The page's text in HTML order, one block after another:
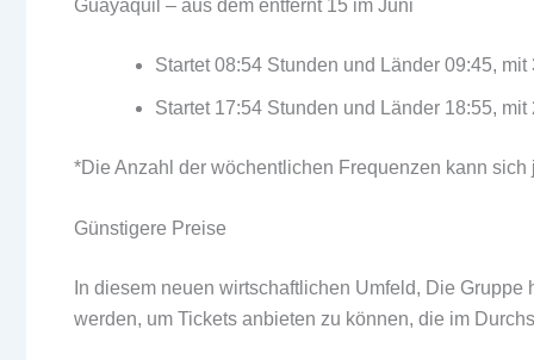
Guayaquil – aus dem entfernt 15 im Juni
Startet 08:54 Stunden und Länder 09:45,
Startet 17:54 Stunden und Länder 18:55,
*Die Anzahl der wöchentlichen Frequenzen kann
Günstigere Preise
In diesem neuen wirtschaftlichen Umfeld, Die
werden, um Tickets anbieten zu können, die im